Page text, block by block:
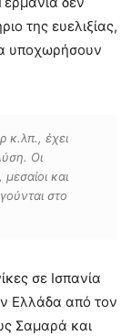
της ευελιξίας,
υποχωρήσουν
κ.λπ., έχει
Οι
και
στο
σε Ισπανία
Ελλάδα από τον
Σαμαρά και